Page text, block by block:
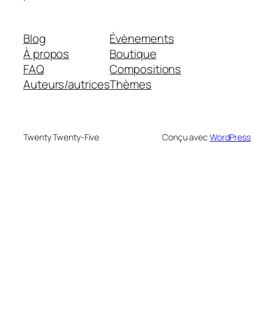
Blog
À propos
FAQ
Auteurs/autrices
Évènements
Boutique
Compositions
Thèmes
Twenty Twenty-Five Conçu avec WordPress